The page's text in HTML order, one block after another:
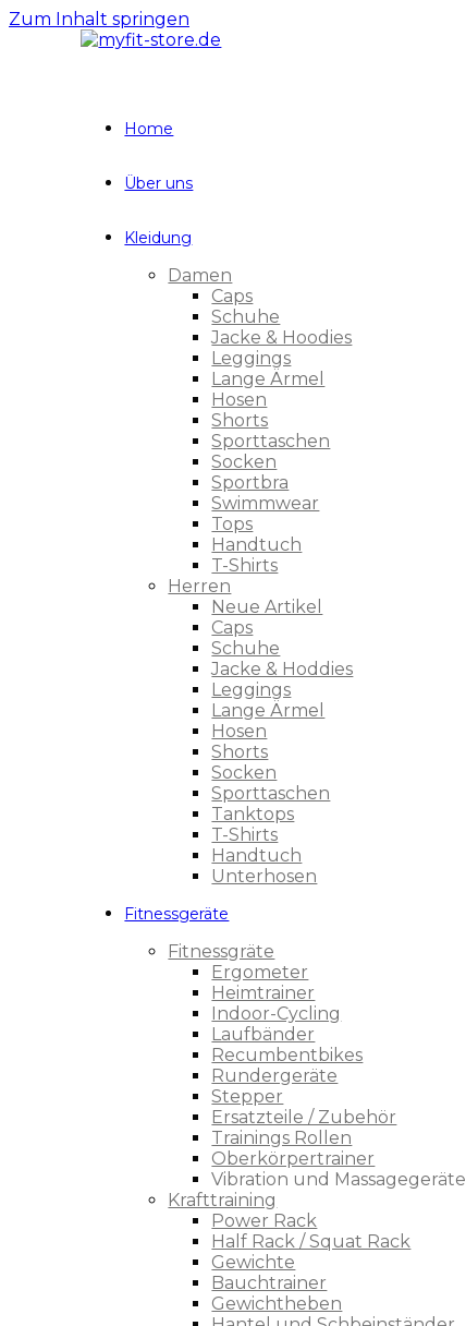
Zum Inhalt springen
Home
Über uns
Kleidung
Damen
Caps
Schuhe
Jacke & Hoodies
Leggings
Lange Ärmel
Hosen
Shorts
Sporttaschen
Socken
Sportbra
Swimmwear
Tops
Handtuch
T-Shirts
Herren
Neue Artikel
Caps
Schuhe
Jacke & Hoddies
Leggings
Lange Ärmel
Hosen
Shorts
Socken
Sporttaschen
Tanktops
T-Shirts
Handtuch
Unterhosen
Fitnessgeräte
Fitnessgräte
Ergometer
Heimtrainer
Indoor-Cycling
Laufbänder
Recumbentbikes
Rundergeräte
Stepper
Ersatzteile / Zubehör
Trainings Rollen
Oberkörpertrainer
Vibration und Massagegeräte
Krafttraining
Power Rack
Half Rack / Squat Rack
Gewichte
Bauchtrainer
Gewichtheben